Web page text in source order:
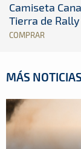
Camiseta
Tierra de Rally
COMPRAR
MÁS NOTICIAS